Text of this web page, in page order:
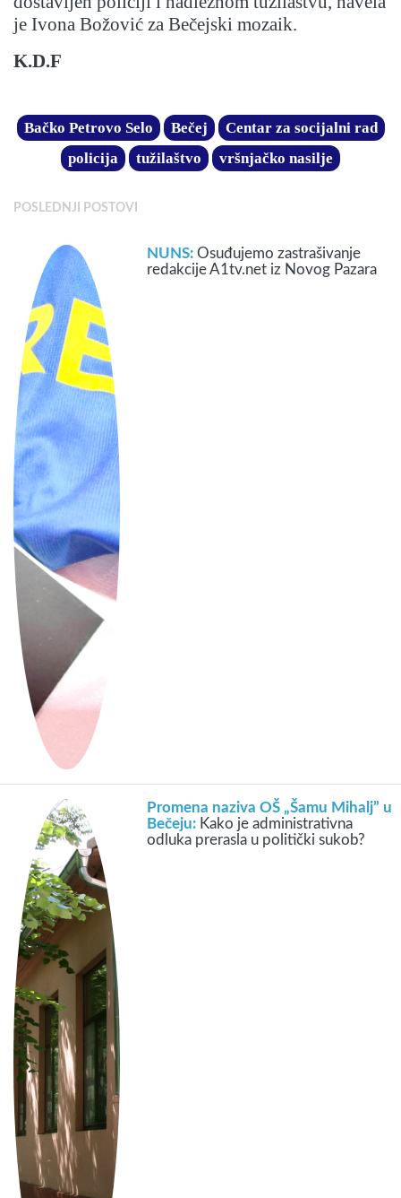
je Ivona Božović za Bečejski mozaik.
K.D.F
Bačko Petrovo Selo Bečej
Centar za socijalni rad
policija
tužilaštvo vršnjačko nasilje
POSLEDNJI POSTOVI
NUNS:Osuđujemo zastrašivanje
redakcije A1tv.net iz Novog Pazara
Promena naziva OŠ „Šamu Mihalj” u
Bečeju: Kako je administrativna
odluka prerasla u politički sukob?